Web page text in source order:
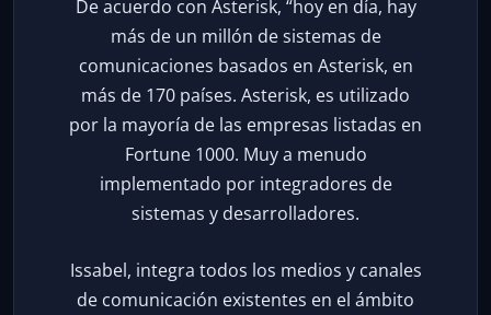
De acuerdo con Asterisk, “hoy en día, hay
más de un millón de sistemas de
comunicaciones basados en Asterisk, en
más de 170 países. Asterisk, es utilizado
por la mayoría de las empresas listadas en
Fortune 1000. Muy a menudo
implementado por integradores de
sistemas y desarrolladores.
Issabel, integra todos los medios y canales
de comunicación existentes en el ámbito